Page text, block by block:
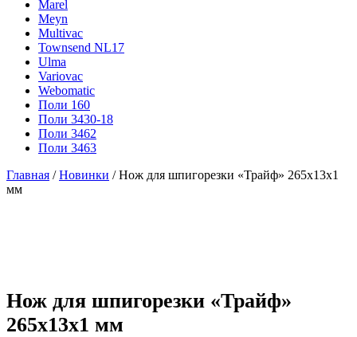
Marel
Meyn
Multivac
Townsend NL17
Ulma
Variovac
Webomatic
Поли 160
Поли 3430-18
Поли 3462
Поли 3463
Главная /Новинки / Нож для шпигорезки «Трайф» 265х13х1
мм
Нож для шпигорезки «Трайф»
265х13х1 мм